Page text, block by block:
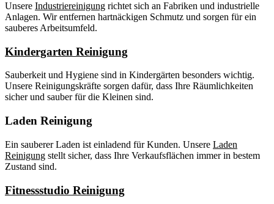
Unsere Industriereinigung richtet sich an Fabriken und industrielle
Anlagen. Wir entfernen hartnäckigen Schmutz und sorgen für ein
sauberes Arbeitsumfeld.
Kindergarten Reinigung
Sauberkeit und Hygiene sind in Kindergärten besonders wichtig.
Unsere Reinigungskräfte sorgen dafür, dass Ihre Räumlichkeiten
sicher und sauber für die Kleinen sind.
Laden Reinigung
Ein sauberer Laden ist einladend für Kunden. Unsere Laden
Reinigung stellt sicher, dass Ihre Verkaufsflächen immer in bestem
Zustand sind.
Fitnessstudio Reinigung